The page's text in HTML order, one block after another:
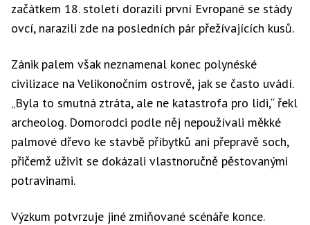
začátkem 18. století dorazili první Evropané se stády
ovcí, narazili zde na posledních pár přežívajících kusů.
Zánik palem však neznamenal konec polynéské
civilizace na Velikonočním ostrově, jak se často uvádí.
„Byla to smutná ztráta, ale ne katastrofa pro lidi,“ řekl
archeolog. Domorodci podle něj nepoužívali měkké
palmové dřevo ke stavbě příbytků ani přepravě soch,
přičemž uživit se dokázali vlastnoručně pěstovanými
potravinami.
Výzkum potvrzuje jiné zmiňované scénáře konce.